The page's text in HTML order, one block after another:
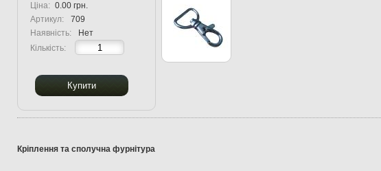
Ціна: 0.00 грн.
Артикул:
709
Наявність:
Нет
Кількість:
Купити
Кріплення та сполучна фурнітура